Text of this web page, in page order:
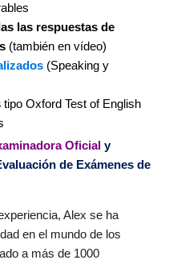
las respuestas de
(también en vídeo)
(Speaking y
tipo Oxford Test of English
Oficial y
de Exámenes de
Alex se ha
en el mundo de los
a más de 1000